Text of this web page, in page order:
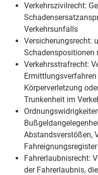
Verkehrszivilrecht:
Verkehrsunfalls
Versicherungsrecht:
Schadenspositionen
Verkehrsstrafrecht:
Körperverletzung
Trunkenheit im
Abstandsverstößen,
Fahrerlaubnisrecht:
der Fahrerlaubnis,